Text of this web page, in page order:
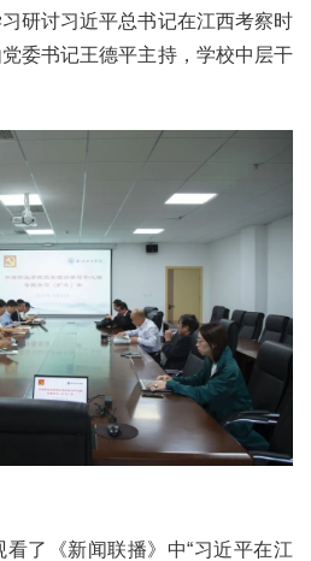
研讨习近平总书记在江西考察时
委书记王德平主持，学校中层干
了《新闻联播》中“习近平在江